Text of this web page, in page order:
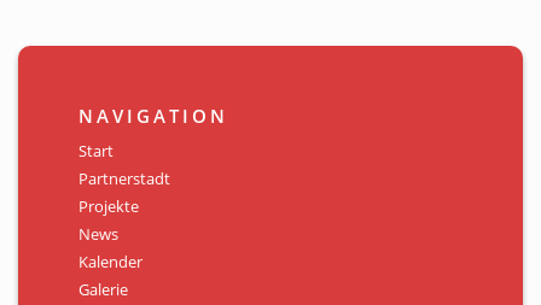
NAVIGATION
Start
Partnerstadt
Projekte
News
Kalender
Galerie